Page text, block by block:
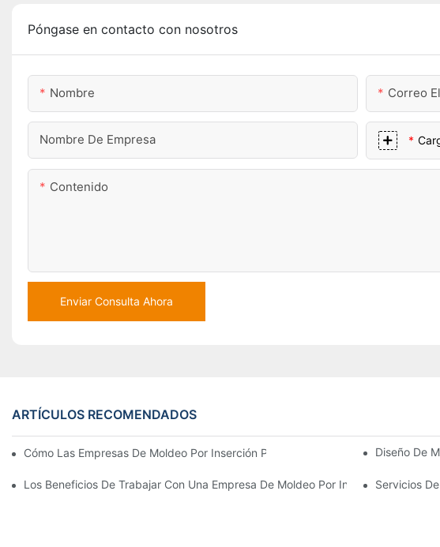
Póngase en contacto con nosotros
Nombre Correo
Nombre De Empresa
Contenido
Enviar Consulta Ahora
ARTÍCULOS RECOMENDADOS
Cómo Las Empresas De Moldeo Por Inserción Pueden Gestionar Requisitos De
Diseño De
Los Beneficios De Trabajar Con Una Empresa De Moldeo Por Inserción Con
Servicios